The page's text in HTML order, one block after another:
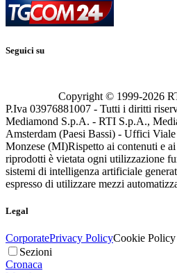
Seguici su
Copyright © 1999-2026
P.Iva 03976881007 - Tutti i diritti
Mediamond S.p.A. - RTI S.p.A.,
Amsterdam (Paesi Bassi) - Uffici
Monzese (MI)Rispetto ai contenuti e
riprodotti è vietata ogni utilizzazione
sistemi di intelligenza artificiale
espresso di utilizzare mezzi
Legal
CorporatePrivacy PolicyCookie Policy
Sezioni
Cronaca